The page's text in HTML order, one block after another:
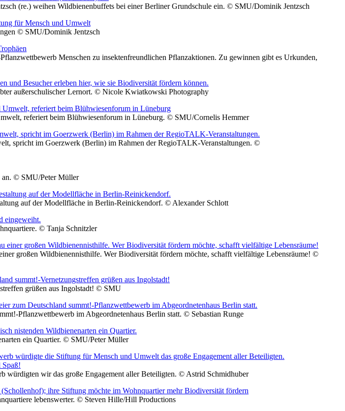
(re.) weihen Wildbienenbuffets bei einer Berliner Grundschule ein. © SMU/Dominik Jentzsch
© SMU/Dominik Jentzsch
Menschen zu insektenfreundlichen Pflanzaktionen. Zu gewinnen gibt es Urkunden,
außerschulischer Lernort. © Nicole Kwiatkowski Photography
referiert beim Blühwiesenforum in Lüneburg. © SMU/Cornelis Hemmer
spricht im Goerzwerk (Berlin) im Rahmen der RegioTALK-Veranstaltungen. ©
an. © SMU/Peter Müller
auf der Modellfläche in Berlin-Reinickendorf. © Alexander Schlott
© Tanja Schnitzler
großen Wildbienennisthilfe. Wer Biodiversität fördern möchte, schafft vielfältige Lebensräume! ©
grüßen aus Ingolstadt! © SMU
Pflanzwettbewerb im Abgeordnetenhaus Berlin statt. © Sebastian Runge
ein Quartier. © SMU/Peter Müller
würdigten wir das große Engagement aller Beteiligten. © Astrid Schmidhuber
lebenswerter. © Steven Hille/Hill Productions